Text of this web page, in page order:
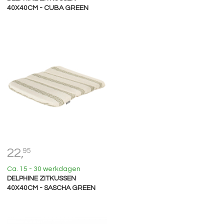
40X40CM - CUBA GREEN
22,95
Ca. 15 - 30 werkdagen
DELPHINE ZITKUSSEN
40X40CM - SASCHA GREEN